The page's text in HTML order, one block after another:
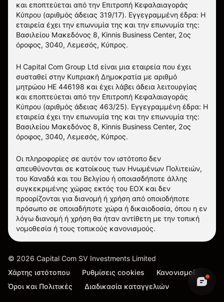
και εποπτεύεται από την Επιτροπή Κεφαλαιαγοράς
Κύπρου (αριθμός άδειας 319/17). Εγγεγραμμένη έδρα: Η
εταιρεία έχει την επωνυμία της και την επωνυμία της:
Βασιλείου Μακεδόνος 8, Kinnis Business Center, 2ος
όροφος, 3040, Λεμεσός, Κύπρος.
Η Capital Com Group Ltd είναι μια εταιρεία που έχει
συσταθεί στην Κυπριακή Δημοκρατία με αριθμό
μητρώου ΗΕ 446198 και έχει λάβει άδεια λειτουργίας
και εποπτεύεται από την Επιτροπή Κεφαλαιαγοράς
Κύπρου (αριθμός άδειας 463/25). Εγγεγραμμένη έδρα: Η
εταιρεία έχει την επωνυμία της και την επωνυμία της:
Βασιλείου Μακεδόνος 8, Kinnis Business Center, 2ος
όροφος, 3040, Λεμεσός, Κύπρος.
Οι πληροφορίες σε αυτόν τον ιστότοπο δεν
απευθύνονται σε κατοίκους των Ηνωμένων Πολιτειών,
του Καναδά και του Βελγίου ή οποιασδήποτε άλλης
συγκεκριμένης χώρας εκτός του ΕΟΧ και δεν
προορίζονται για διανομή ή χρήση από οποιοδήποτε
πρόσωπο σε οποιαδήποτε χώρα ή δικαιοδοσία, όπου η εν
λόγω διανομή ή χρήση θα ήταν αντίθετη με την τοπική
νομοθεσία ή τους τοπικούς κανονισμούς.
© 2026 Capital Com SV Investments Limited
Χάρτης ιστότοπου
Ρυθμίσεις cookies
Κανονισμοί
Όροι και Πολιτικές
Διαδικασία καταγγελιών